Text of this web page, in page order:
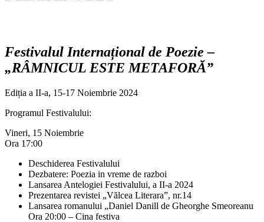
Festivalul Internațional de Poezie –
„RÂMNICUL ESTE METAFORĂ”
Ediția a II-a, 15-17 Noiembrie 2024
Programul Festivalului:
Vineri, 15 Noiembrie
Ora 17:00
Deschiderea Festivalului
Dezbatere: Poezia in vreme de razboi
Lansarea Antelogiei Festivalului, a II-a 2024
Prezentarea revistei „Vălcea Literara”, nr.14
Lansarea romanului „Daniel Danill de Gheorghe Smeoreanu
Ora 20:00 – Cina festiva